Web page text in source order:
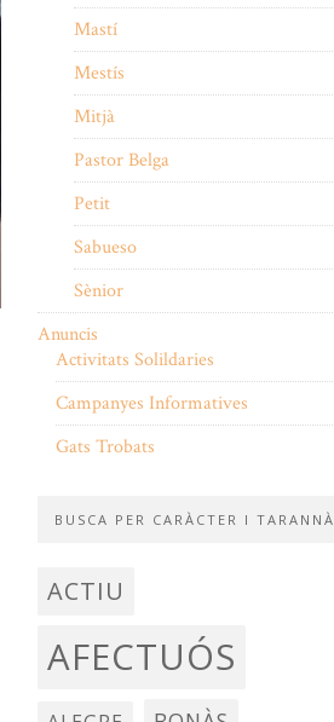
Mastí
Mestís
Mitjà
Pastor Belga
Petit
Sabueso
Sènior
Anuncis
Activitats Solildaries
Campanyes Informatives
Gats Trobats
BUSCA PER CARÀCTER I TARANNÀ
ACTIU
AFECTUÓS